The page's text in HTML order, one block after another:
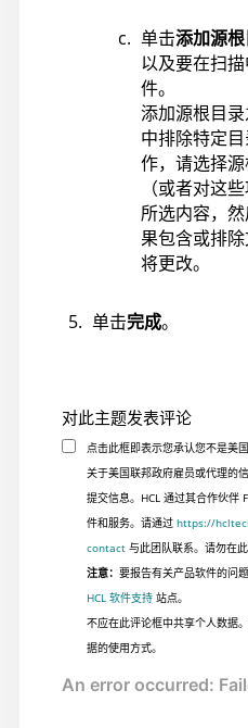
单击添加源
以及要在扫
件。
添加源根目
中排除特定
作，请选择
（或者对这
所选内容，
果包含或排
将更改。
单击完成。
对此主题发表评论
点击此框即表示您承认您不是美
关于美国联邦政府雇员或代理的
提交信息。HCL 通过其合作伙伴
件和服务。请通过 https://
contact与此团队联系。请勿在此
注意： 要报告有关产品软件的问
HCL 软件支持站点。
不应在此评论框中共享个人数据
据的使用方式。